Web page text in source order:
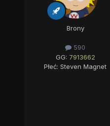
Brony
590
GG: 7913662
Płeć: Steven Magnet